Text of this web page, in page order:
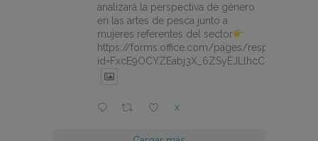
analizará la perspectiva de género
en las artes de pesca junto a
mujeres referentes del sector
https://forms.office.com/pages/
X